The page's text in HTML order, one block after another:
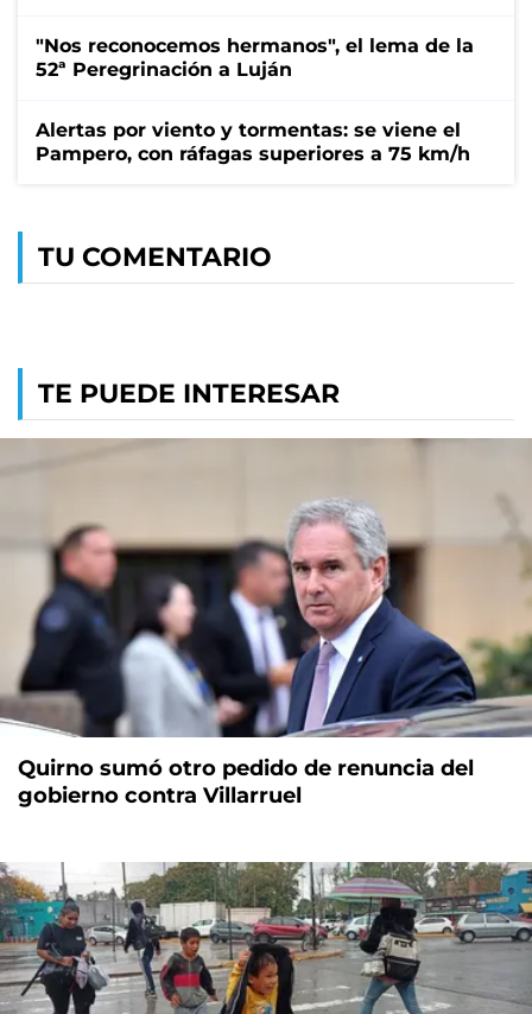
"Nos reconocemos hermanos", el lema de la
52ª Peregrinación a Luján
Alertas por viento y tormentas: se viene el
Pampero, con ráfagas superiores a 75 km/h
TU COMENTARIO
TE PUEDE INTERESAR
Quirno sumó otro pedido de renuncia del
gobierno contra Villarruel